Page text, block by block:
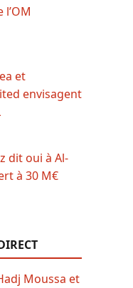
et
envisagent
dit oui à Al-
à 30 M€
Moussa et